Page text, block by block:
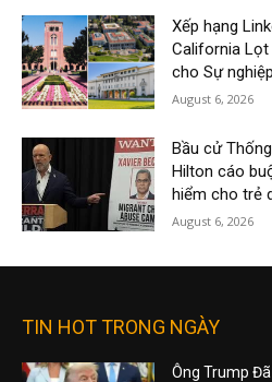
Xếp hạng
California
cho Sự
August 6, 2026
Bầu cử
Hilton cáo
hiểm cho trẻ
August 6, 2026
TIN HOT TRONG NGÀY
Ông Trump